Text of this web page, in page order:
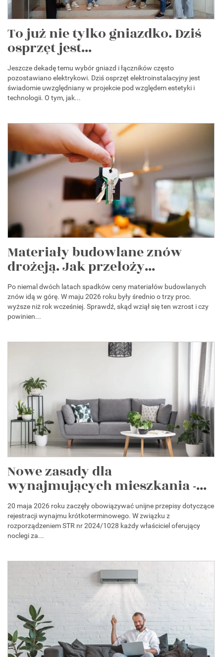
To już nie tylko gniazdko. Dziś
osprzęt jest...
Jeszcze dekadę temu wybór gniazd i łączników często
pozostawiano elektrykowi. Dziś osprzęt elektroinstalacyjny jest
świadomie uwzględniany w projekcie pod względem estetyki i
technologii. O tym, jak...
Materiały budowlane znów
drożeją. Jak przełoży...
Po niemal dwóch latach spadków ceny materiałów budowlanych
znów idą w górę. W maju 2026 roku były średnio o trzy proc.
wyższe niż rok wcześniej. Sprawdź, skąd wziął się ten wzrost i czy
powinien...
Nowe zasady dla
wynajmujących mieszkania -...
20 maja 2026 roku zaczęły obowiązywać unijne przepisy dotyczące
rejestracji wynajmu krótkoterminowego. W związku z
rozporządzeniem STR nr 2024/1028 każdy właściciel oferujący
noclegi za...